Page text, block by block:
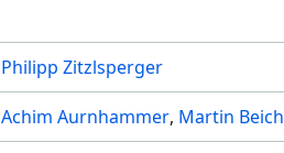
Philipp Zitzlsperger
Achim Aurnhammer Martin